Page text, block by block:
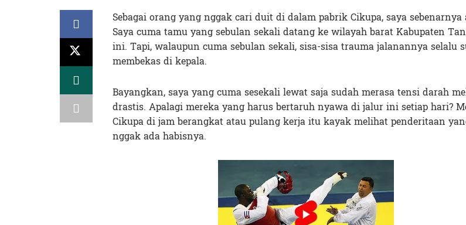
Sebagai orang yang nggak cari duit di dalam pabrik Cikupa, saya sebenarnya
Saya cuma tamu yang sebulan sekali datang ke wilayah barat Kabupaten
ini. Tapi, walaupun cuma sebulan sekali, sisa-sisa trauma jalanannya selalu
membekas di kepala.
Bayangkan, saya yang cuma sesekali lewat saja sudah merasa tensi darah
drastis. Apalagi mereka yang harus bertaruh nyawa di jalur ini setiap hari?
Cikupa di jam berangkat atau pulang kerja itu kayak melihat penderitaan
nggak ada habisnya.